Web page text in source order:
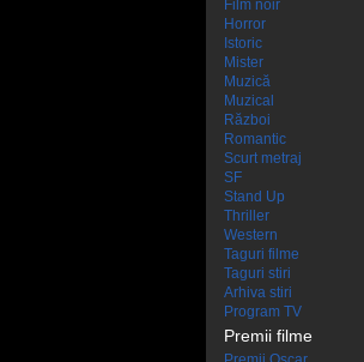
Film noir
Horror
Istoric
Mister
Muzică
Muzical
Război
Romantic
Scurt metraj
SF
Stand Up
Thriller
Western
Taguri filme
Taguri stiri
Arhiva stiri
Program TV
Premii filme